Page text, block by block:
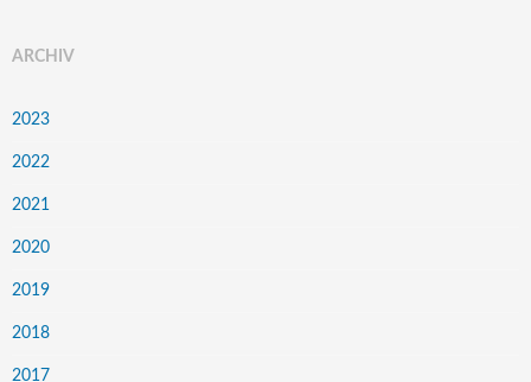
ARCHIV
2023
2022
2021
2020
2019
2018
2017